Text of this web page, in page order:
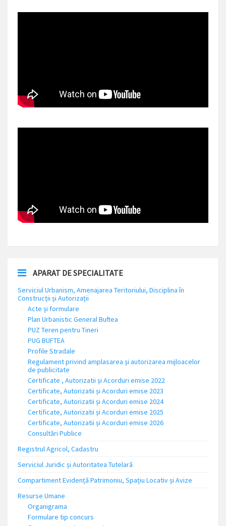
APARAT DE SPECIALITATE
Serviciul Urbanism, Amenajarea Teritoriului, Disciplina în
Construcții și Autorizații
Acte și formulare
Plan Urbanistic General Buftea
PUZ Teren pentru Tineri
PUG BUFTEA
Profile Stradale
Regulament privind amplasarea și autorizarea mijloacelor
de publicitate
Certificate , Autorizatii și Acorduri emise 2022
Certificate, Autorizatii și Acorduri emise 2023
Certificate, Autorizatii și Acorduri emise 2024
Certificate, Autorizatii și Acorduri emise 2025
Certificate, Autorizatii și Acorduri emise 2026
Consultări Publice
Registrul Agricol, Cadastru
Serviciul Juridic și Autoritatea Tutelară
Compartiment Evidență Patrimoniu, Spațiu Locativ și Avize
Resurse Umane
Organigrama
Formulare tip concurs